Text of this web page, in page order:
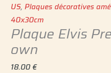
US,Plaques décoratives
40x30cm
Plaque Elvis
own
18.00€